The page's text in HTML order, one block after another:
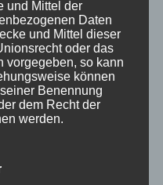
und Mittel der
Daten
und Mittel dieser
oder das
vorgegeben, so kann
können
Benennung
dem Recht der
werden.